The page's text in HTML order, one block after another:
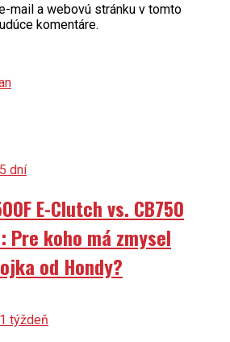
mail a webovú stránku v tomto
komentáre.
dní
E-Clutch vs. CB750
Pre koho má zmysel
od Hondy?
týždeň